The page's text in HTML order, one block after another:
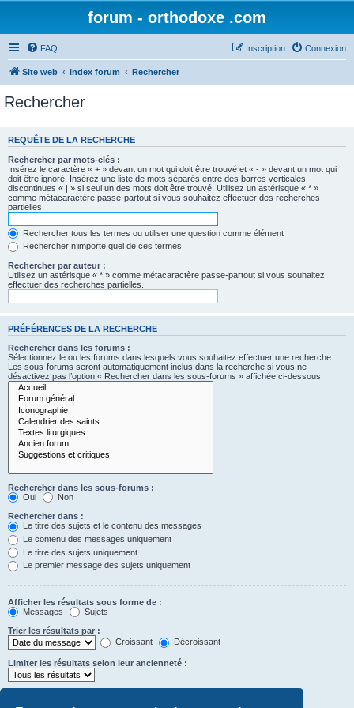
forum - orthodoxe .com
FAQ Connexion
Inscription
Site web Index forum Rechercher
Rechercher
REQUÊTE DE LA RECHERCHE
Rechercher par mots-clés :
Insérez le caractère « + » devant un mot qui doit être trouvé et « - » devant un mot qui
doit être ignoré. Insérez une liste de mots séparés entre des barres verticales
discontinues « | » si seul un des mots doit être trouvé. Utilisez un astérisque « * »
comme métacaractère passe-partout si vous souhaitez effectuer des recherches
partielles.
Rechercher tous les termes ou utiliser une question comme élément
Rechercher n’importe quel de ces termes
Rechercher par auteur :
Utilisez un astérisque « * » comme métacaractère passe-partout si vous souhaitez
effectuer des recherches partielles.
PRÉFÉRENCES DE LA RECHERCHE
Rechercher dans les forums :
Sélectionnez le ou les forums dans lesquels vous souhaitez effectuer une recherche.
Les sous-forums seront automatiquement inclus dans la recherche si vous ne
désactivez pas l’option « Rechercher dans les sous-forums » affichée ci-dessous.
Rechercher dans les sous-forums :
Oui
Non
Rechercher dans :
Le titre des sujets et le contenu des messages
Le contenu des messages uniquement
Le titre des sujets uniquement
Le premier message des sujets uniquement
Afficher les résultats sous forme de :
Messages
Sujets
Trier les résultats par :
Croissant
Décroissant
Limiter les résultats selon leur ancienneté :